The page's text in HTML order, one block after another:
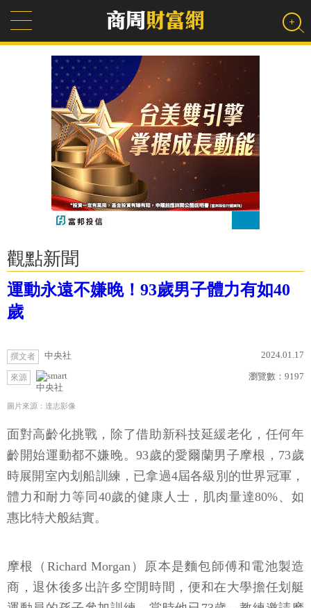
觀點新聞
運動永遠不嫌晚！93歲男子體力有如40
歲
撰文者 中央社 2024.01.17
來源
中央社
瀏覽數： 9197
圖片來源：達志影像
面對高齡化挑戰，除了借助新科技延緩老化，任何年
齡開始運動都不嫌晚。93歲的愛爾蘭男子摩根，73歲
時展開室內划船訓練，已拿過4屆各級別的世界冠軍，
體力和耐力等同40歲的健康人士，肌肉量達80%、如
惠比特犬般結實。
摩根（Richard Morgan）原本是麵包師傅和電池製造
商，退休後多出許多空閒時間，便和在大學擔任划艇